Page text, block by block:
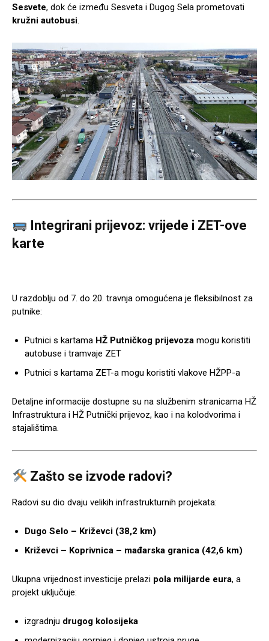
Sesvete, dok će između Sesveta i Dugog Sela prometovati
kružni autobusi.
Integrirani prijevoz: vrijede i ZET-ove
karte
U razdoblju od 7. do 20. travnja omogućena je fleksibilnost za
putnike:
Putnici s kartama HŽ Putničkog prijevoza mogu koristiti
autobuse i tramvaje ZET
Putnici s kartama ZET-a mogu koristiti vlakove HŽPP-a
Detaljne informacije dostupne su na službenim stranicama HŽ
Infrastruktura i HŽ Putnički prijevoz, kao i na kolodvorima i
stajalištima.
Zašto se izvode radovi?
Radovi su dio dvaju velikih infrastrukturnih projekata:
Dugo Selo – Križevci (38,2 km)
Križevci – Koprivnica – mađarska granica (42,6 km)
Ukupna vrijednost investicije prelazi pola milijarde eura, a
projekt uključuje:
izgradnju drugog kolosijeka